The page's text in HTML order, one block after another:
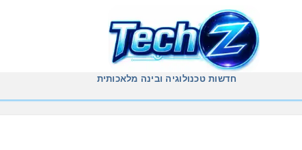
חדשות טכנולוגיה ובינה מלאכותית